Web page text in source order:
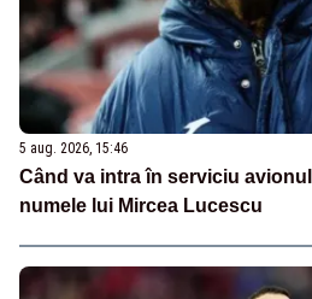
5 aug. 2026, 15:46
Când va intra în serviciu
numele lui Mircea Lucescu